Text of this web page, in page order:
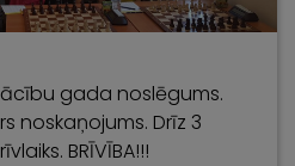
gada noslēgums.
noskaņojums. Drīz 3
BRĪVĪBA!!!